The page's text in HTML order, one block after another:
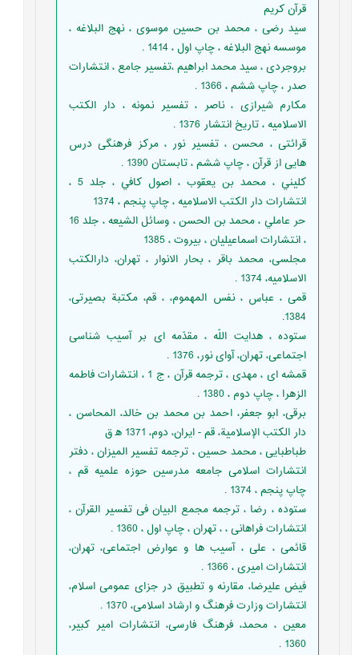
قرآن كريم
سید رضی ، محمد بن حسین موسوی ، نهج البلاغه ،
موسسه نهج البلاغه ، چاپ اول ، 1414 .
بروجردی ، سید محمد ابراهیم ،تفسیر جامع ، انتشارات
صدر ، چاپ ششم ، 1366 .
مکارم شیرازی ، ناصر ، تفسیر نمونه ، دار الکتب
الاسلامیه ، تاریخ انتشار 1376 .
قرائتی ، محسن ، تفسیر نور ، مرکز فرهنگی درس
هایی از قرآن ، چاپ ششم ، تابستان 1390 .
كليني ، محمد بن يعقوب ، اصول كافي ، جلد 5 ،
انتشارات دار الكتب الاسلاميه ، چاپ پنجم ، 1374
حر عاملي ، محمد بن الحسن ، وسائل الشيعه ، جلد 16
، انتشارات اسماعيليان ، بيروت ، 1385
مجلسی، محمد باقر ، بحار الانوار ، تهران، دارالکتب
الاسلامیه، 1374 .
قمی ، عباس ، نفس المهموم، ، قم، مکتبة بصیرتی،
1384.
ستوده ، هدایت اللّه ، مقدّمه اى بر آسیب شناسى
اجتماعى، تهران، آواى نور، 1376 .
قمشه ای ، مهدی ، ترجمه قرآن ، ج 1 ، انتشارات فاطمه
الزهرا ، چاپ دوم ، 1380 .
برقى، ابو جعفر، احمد بن محمد بن خالد، المحاسن ،
دار الكتب الإسلامية، قم - ايران، دوم، 1371 ه‍ ق
طباطبایی ، محمد حسین ، ترجمه تفسیر المیزان ، دفتر
انتشارات اسلامی جامعه مدرسین حوزه علمیه قم ،
چاپ پنجم ، 1374 .
ستوده ، رضا ، ترجمه مجمع البیان فی تفسیر القرآن ،
انتشارات فراهانی ، ، تهران ، چاپ اول ، 1360 .
قائمى ، على ، آسیب ها و عوارض اجتماعى، تهران،
انتشارات امیرى ، 1366 .
فیض علیرضا، مقارنه و تطبیق در جزای عمومی اسلام،
انتشارات وزارت فرهنگ و ارشاد اسلامی، 1370 .
معین ، محمد، فرهنگ فارسی، انتشارات امیر کبیر،
1360 .